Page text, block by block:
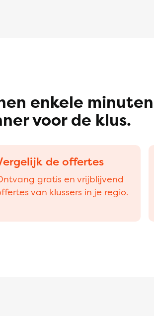
enkele
voor de klus.
de offertes
gratis en vrijblijvend
van klussers in je regio.